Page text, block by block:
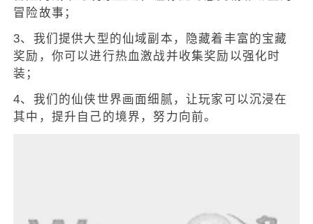
冒险故事；
3、我们提供大型的仙域副本，隐藏着丰富的宝藏
奖励，你可以进行热血激战并收集奖励以强化时
装；
4、我们的仙侠世界画面细腻，让玩家可以沉浸在
其中，提升自己的境界，努力向前。